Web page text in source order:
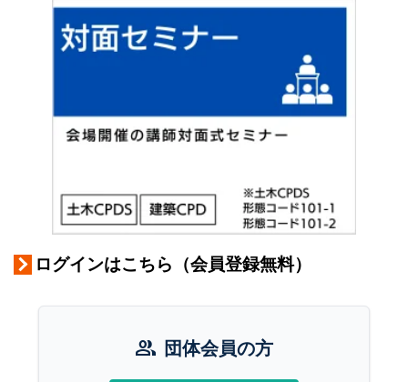
ログインはこちら（会員登録無料）
group 団体会員の方